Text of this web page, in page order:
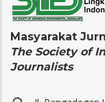
Masyarakat
The Society of
Journalists